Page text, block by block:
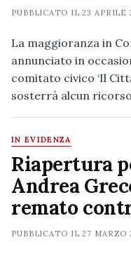
PUBBLICATO IL23 APRILE
La maggioranza in
annunciato in
comitato civico ‘Il
sosterrà alcun
IN EVIDENZA
Riapertura
Andrea
remato
PUBBLICATO IL27 MARZO